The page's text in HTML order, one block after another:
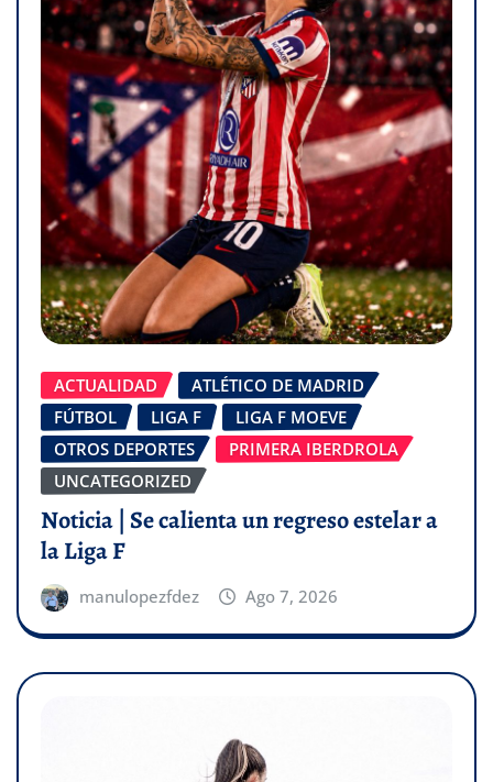
ACTUALIDAD
ATLÉTICO DE MADRID
FÚTBOL
LIGA F
LIGA F MOEVE
OTROS DEPORTES
PRIMERA IBERDROLA
UNCATEGORIZED
Noticia | Se calienta un regreso estelar a
la Liga F
manulopezfdez Ago 7, 2026